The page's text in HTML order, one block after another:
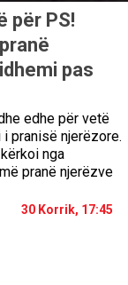
për PS!
pas
edhe për vetë
pranisë njerëzore.
nga
pranë njerëzve
30 Korrik, 17:45